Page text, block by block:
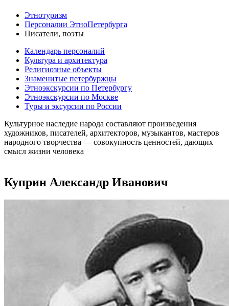
Этнотуризм
Персоналии ЭтноПетербурга
Писатели, поэты
Календарь персоналий
Культура и архитектура
Религиозные объекты
Знаменитые петербуржцы
Этноэкскурсии по Петербургу
Этноэкскурсии по Москве
Туры и эксурсии по России
Культурное наследие народа составляют произведения
художников, писателей, архитекторов, музыкантов, мастеров
народного творчества ― совокупность ценностей, дающих
смысл жизни человека
Куприн Александр Иванович